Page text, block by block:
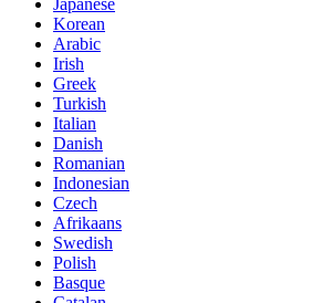
Korean
Arabic
Irish
Greek
Turkish
Italian
Danish
Romanian
Indonesian
Czech
Afrikaans
Swedish
Polish
Basque